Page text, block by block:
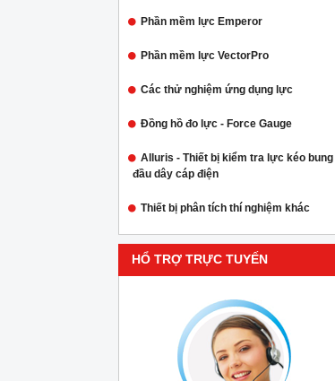
Phần mềm lực Emperor
Phần mềm lực VectorPro
Các thử nghiệm ứng dụng lực
Đồng hồ đo lực - Force Gauge
Alluris - Thiết bị kiểm tra lực kéo bung
đầu dây cáp điện
Thiết bị phân tích thí nghiệm khác
HỔ TRỢ TRỰC TUYẾN